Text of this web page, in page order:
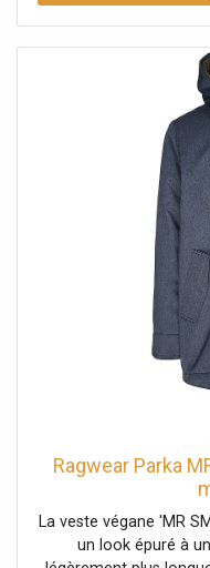
protégée par une
manches. Veste
pour l'automne
de serrage Matière
aux petites pluies
Extrémités des
bon maintien Ourlet
dos Poches à rabat
poches zippées
Coupe droite Nom de
Ragwear Parka
La veste végane 'MR
un look épuré à